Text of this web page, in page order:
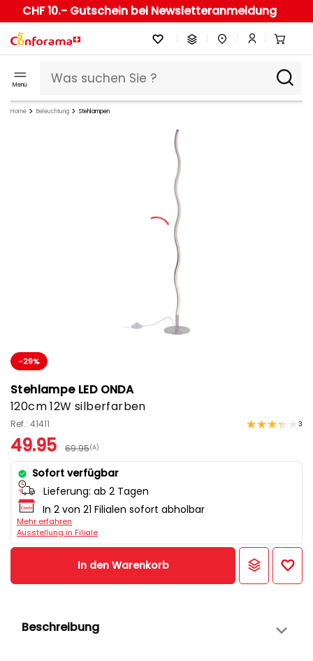
CHF 10.- Gutschein bei Newsletteranmeldung
Menü
Home Beleuchtung Stehlampen
-29%
Stehlampe LED ONDA
120cm 12W silberfarben
Ref.: 41411 3
49.95 69.95(A)
Sofort verfügbar
Lieferung: ab 2 Tagen
In 2 von 21 Filialen sofort abholbar
Mehr erfahren
Ausstellung in Filiale
In den Warenkorb
Beschreibung